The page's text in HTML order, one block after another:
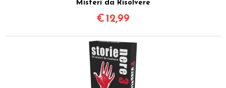
Misteri da Risolvere
€ 12,99